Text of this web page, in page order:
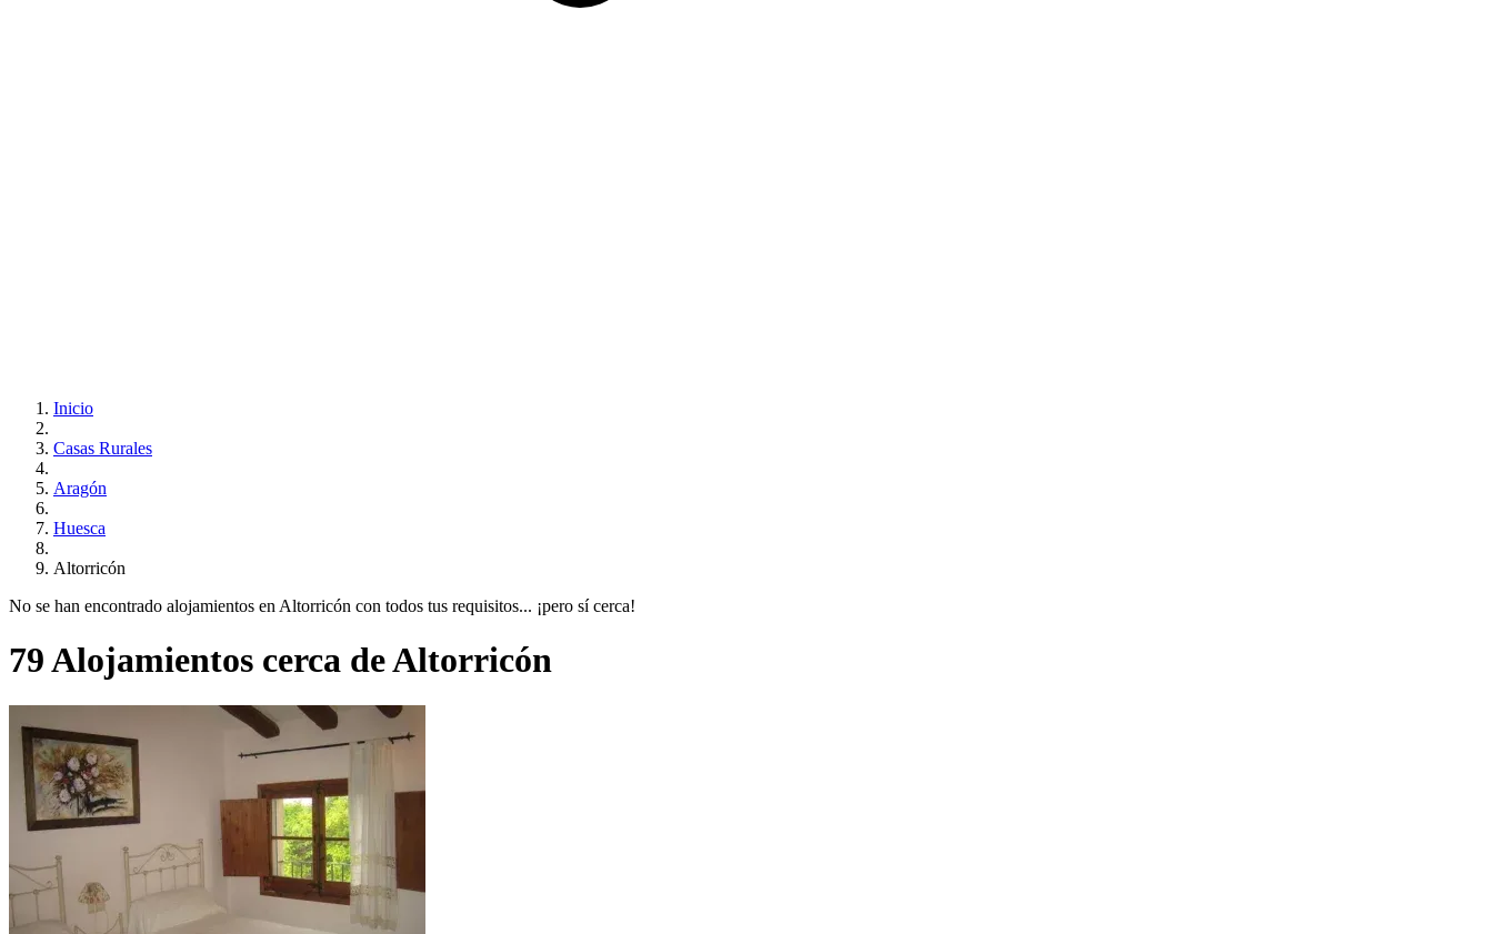
Inicio
Casas Rurales
Aragón
Huesca
Altorricón
No se han encontrado alojamientos en Altorricón con todos tus requisitos... ¡pero sí cerca!
79 Alojamientos cerca de Altorricón